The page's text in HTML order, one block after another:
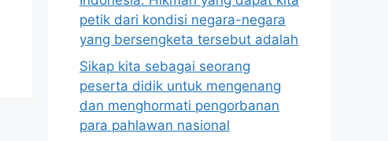
petik dari kondisi negara-negara
yang bersengketa tersebut adalah
Sikap kita sebagai seorang
peserta didik untuk mengenang
dan menghormati pengorbanan
para pahlawan nasional